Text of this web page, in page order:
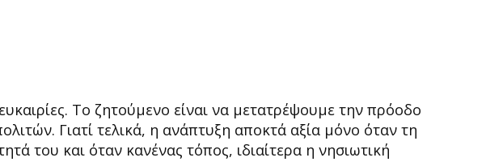
Το ζητούμενο είναι να μετατρέψουμε την πρόοδο
Γιατί τελικά, η ανάπτυξη αποκτά αξία μόνο όταν τη
του και όταν κανένας τόπος, ιδιαίτερα η νησιωτική